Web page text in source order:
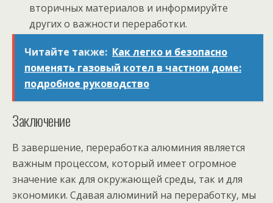
вторичных материалов и информируйте
других о важности переработки.
Читайте также: Как легко и безопасно
поменять газовый котел в частном доме:
подробное руководство
Заключение
В завершение, переработка алюминия является
важным процессом, который имеет огромное
значение как для окружающей среды, так и для
экономики. Сдавая алюминий на переработку, мы